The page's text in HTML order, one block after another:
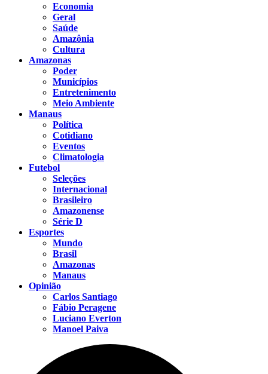
Economia
Geral
Saúde
Amazônia
Cultura
Amazonas
Poder
Municípios
Entretenimento
Meio Ambiente
Manaus
Política
Cotidiano
Eventos
Climatologia
Futebol
Seleções
Internacional
Brasileiro
Amazonense
Série D
Esportes
Mundo
Brasil
Amazonas
Manaus
Opinião
Carlos Santiago
Fábio Peragene
Luciano Everton
Manoel Paiva